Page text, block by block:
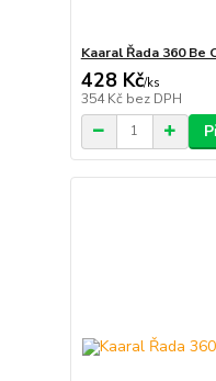
Kaaral Řada 360 Be
428 Kč/ks
354 Kč bez DPH